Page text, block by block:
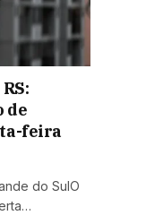
de
feira
do SulO